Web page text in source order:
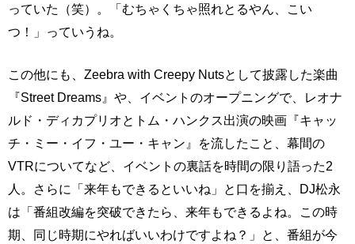
っていた（笑）。「むちゃくちゃ照れとるやん、こい
つ！」っていうね。
この他にも、Zeebra with Creepy Nutsとして披露した楽曲
『Street Dreams』や、イベントのオープニングで、レオナ
ルド・ディカプリオとトム・ハンクス出演の映画『キャッ
チ・ミー・イフ・ユー・キャン』を流したこと、幕間の
VTRについてなど、イベントの裏話を時間の限り語った2
人。さらに「来年もできるといいね」と口を揃え、DJ松永
は「番組改編を突破できたら、来年もできるよね。この時
期、同じ時期にやればいいわけですよね？」と、番組が今